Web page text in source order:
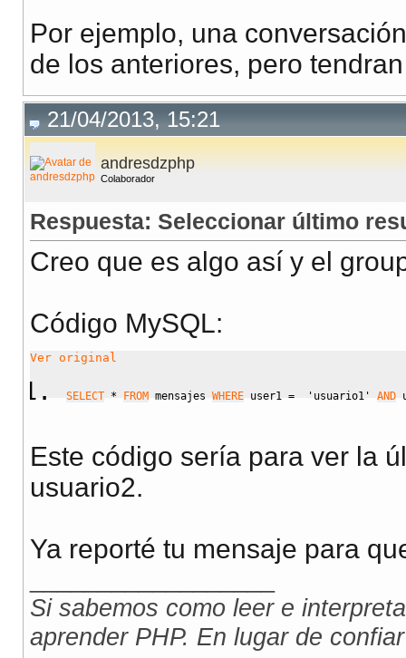
Por ejemplo, una
de los anteriores, pero
21/04/2013, 15:21
andresdzphp
Colaborador
Respuesta: Seleccionar último
Creo que es algo así y el
Código MySQL:
Ver original
SELECT * FROM mensajes WHERE user1 = 'usuario1' AND
Este código sería para ver la
usuario2.
Ya reporté tu mensaje para
Si sabemos como leer e
aprender PHP. En lugar de